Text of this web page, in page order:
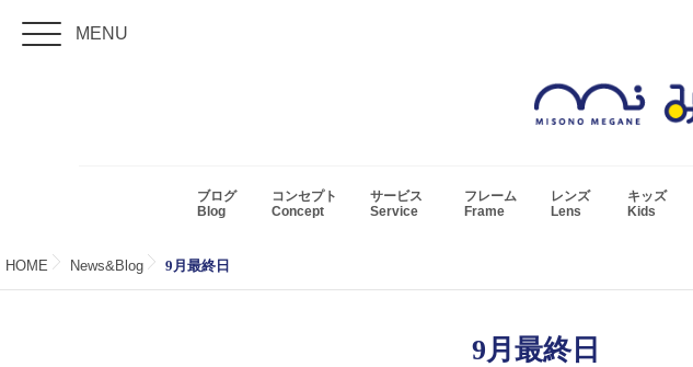
MENU
ブログ
Blog
コンセプト
Concept
サービス
Service
フレーム
Frame
レンズ
Lens
キッズ
Kids
HOME News&Blog 9月最終日
9月最終日